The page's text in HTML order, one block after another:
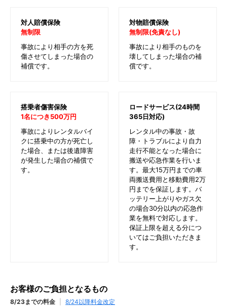
対人賠償保険
無制限
事故により相手の方を死
傷させてしまった場合の
補償です。
対物賠償保険
無制限(免責なし)
事故により相手のものを
壊してしまった場合の補
償です。
搭乗者傷害保険
1名につき500万円
事故によりレンタルバイ
クに搭乗中の方が死亡し
た場合、または後遺障害
が発生した場合の補償で
す。
ロードサービス(24時間
365日対応)
レンタル中の事故・故
障・トラブルにより自力
走行不能となった場合に
搬送や応急作業を行いま
す。最大15万円までの車
両搬送費用と移動費用2万
円までを保証します。バ
ッテリー上がりやガス欠
の場合30分以内の応急作
業を無料で対応します。
保証上限を超える分につ
いてはご負担いただきま
す。
お客様のご負担となるもの
8/23までの料金 8/24以降料金改定